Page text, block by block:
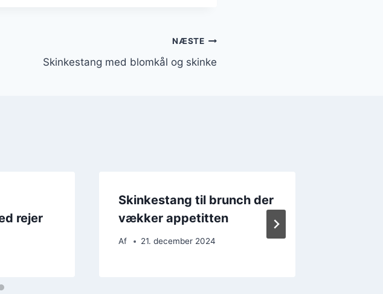
NÆSTE
Skinkestang med blomkål og skinke
rejer
Skinkestang til brunch der
vækker appetitten
Af 21. december 2024